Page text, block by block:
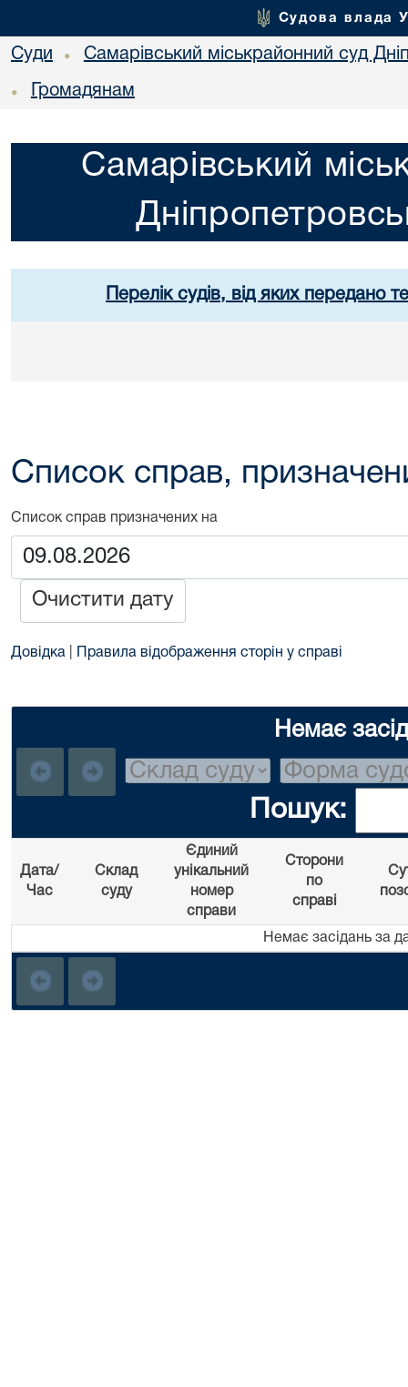
Судова влада
Суди • Самарівський міськрайонний суд
• Громадянам
Самарівський
Перелік судів, від яких передано
Список справ,
Список справ призначених на
Очистити дату
Довідка Правила відображення сторін у справі
Немає
Пошук:
Дата/
Час
Склад
суду
Єдиний
унікальний
номер
справи
Сторони
по
справі
Немає засідань за